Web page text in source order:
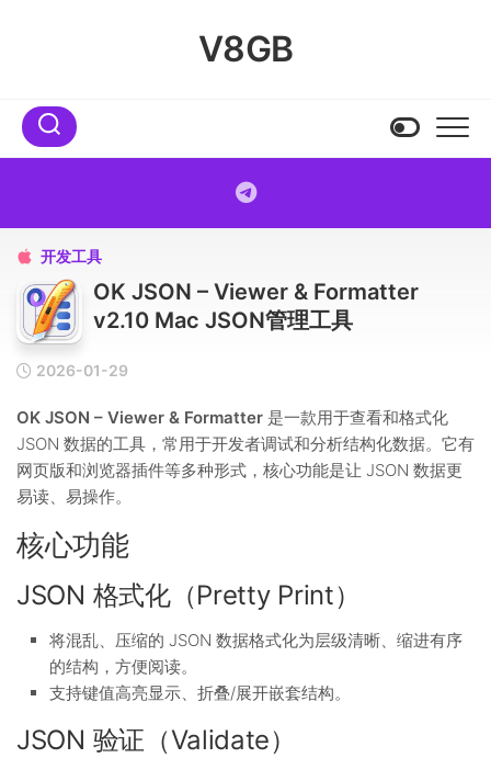
V8GB
 开发工具
OK JSON – Viewer & Formatter
v2.10 Mac JSON管理工具
2026-01-29
OK JSON – Viewer & Formatter 是一款用于查看和格式化
JSON 数据的工具，常用于开发者调试和分析结构化数据。它有
网页版和浏览器插件等多种形式，核心功能是让 JSON 数据更
易读、易操作。
核心功能
JSON 格式化（Pretty Print）
将混乱、压缩的 JSON 数据格式化为层级清晰、缩进有序
的结构，方便阅读。
支持键值高亮显示、折叠/展开嵌套结构。
JSON 验证（Validate）